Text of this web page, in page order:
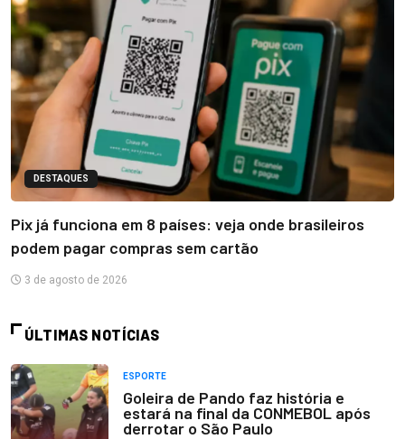
DESTAQUES
Pix já funciona em 8 países: veja onde brasileiros
podem pagar compras sem cartão
3 de agosto de 2026
ÚLTIMAS NOTÍCIAS
ESPORTE
Goleira de Pando faz história e
estará na final da CONMEBOL após
derrotar o São Paulo